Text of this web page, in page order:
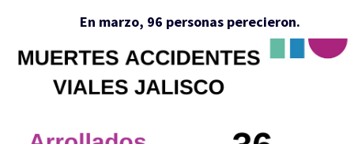
En marzo, 96 personas perecieron.